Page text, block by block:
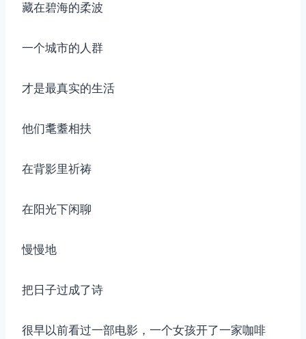
藏在碧海的柔波
一个城市的人群
才是最真实的生活
他们耄耋相扶
在背影里祈祷
在阳光下闲聊
慢慢地
把日子过成了诗
很早以前看过一部电影，一个女孩开了一家咖啡